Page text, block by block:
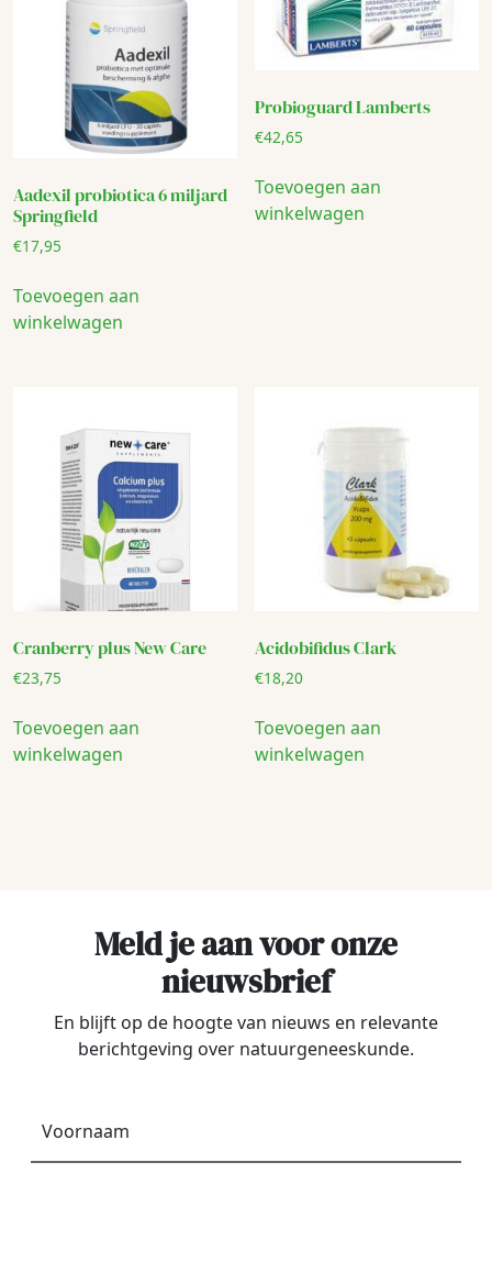
Aadexil probiotica 6 miljard
Springfield
€17,95
Toevoegen aan
winkelwagen
Probioguard Lamberts
€42,65
Toevoegen aan
winkelwagen
Cranberry plus New Care
€23,75
Toevoegen aan
winkelwagen
Acidobifidus Clark
€18,20
Toevoegen aan
winkelwagen
Meld je aan voor onze
nieuwsbrief
En blijft op de hoogte van nieuws en relevante
berichtgeving over natuurgeneeskunde.